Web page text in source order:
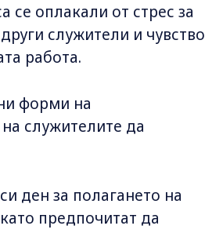
се оплакали от стрес за
служители и чувство
работа.
форми на
служителите да
ден за полагането на
предпочитат да